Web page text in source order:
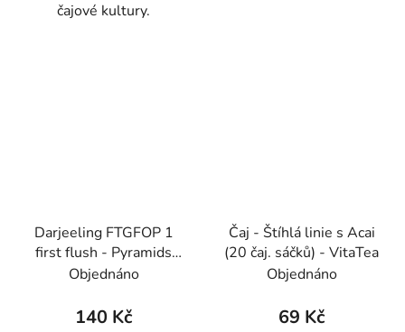
čajové kultury.
Darjeeling FTGFOP 1
first flush - Pyramids
(BONThé) - Oxalis
Objednáno
140 Kč
Čaj - Štíhlá linie s Acai
(20 čaj. sáčků) - VitaTea
Objednáno
69 Kč